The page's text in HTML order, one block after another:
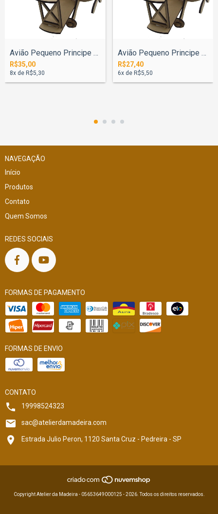
Avião Pequeno Principe 40cm
R$35,00
8x de R$5,30
Avião Pequeno Principe 30cm
R$27,40
6x de R$5,50
NAVEGAÇÃO
Início
Produtos
Contato
Quem Somos
REDES SOCIAIS
FORMAS DE PAGAMENTO
FORMAS DE ENVIO
CONTATO
19998524323
sac@atelierdamadeira.com
Estrada Julio Peron, 1120 Santa Cruz - Pedreira - SP
Copyright Atelier da Madeira - 05653649000125 - 2026. Todos os direitos reservados.